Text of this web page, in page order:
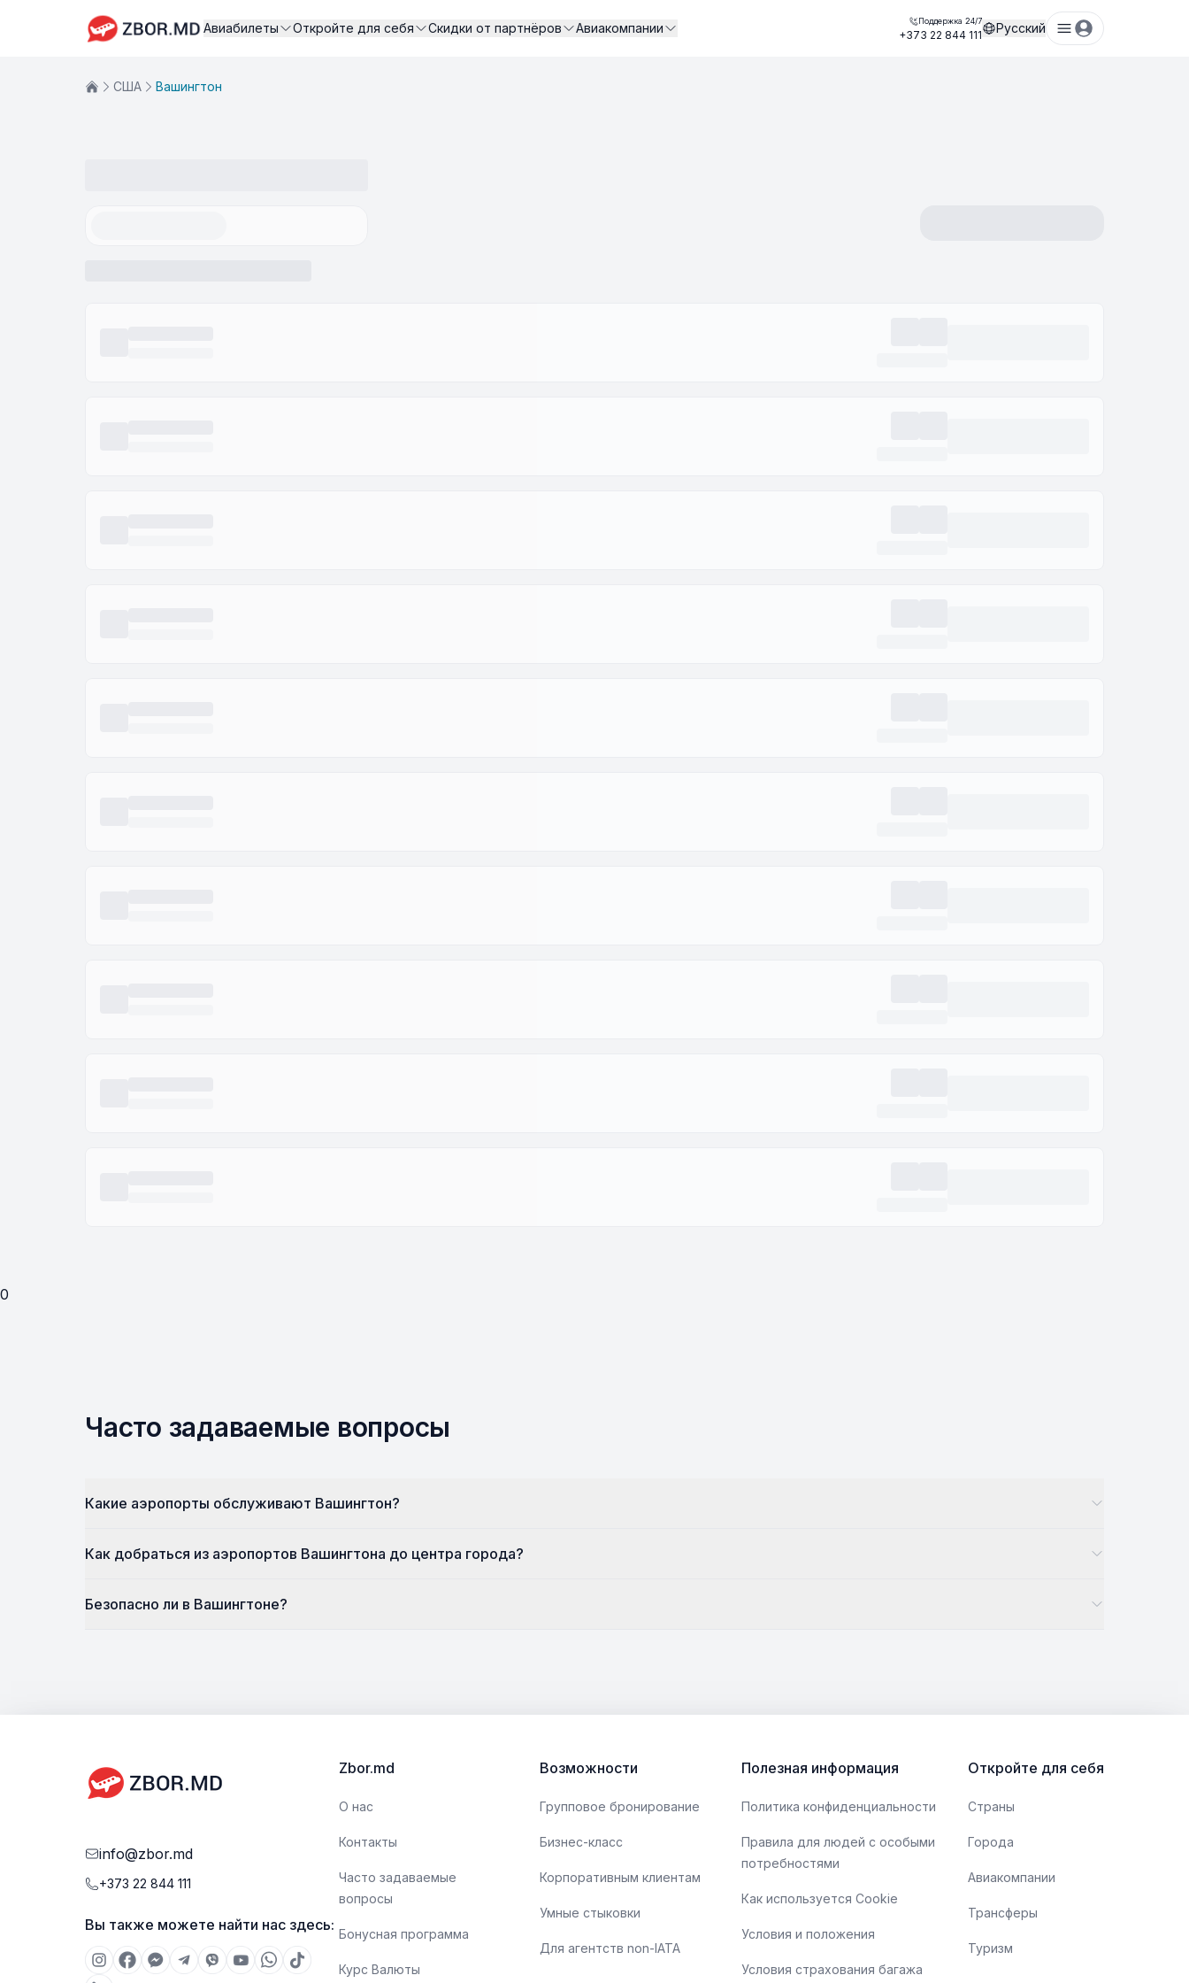
Авиабилеты Откройте для себя Скидки от партнёров Авиакомпании Поддержка 24/7
+373 22 844 111 Русский
США Вашингтон
0
Часто задаваемые вопросы
Какие аэропорты обслуживают Вашингтон?
Как добраться из аэропортов Вашингтона до центра города?
Безопасно ли в Вашингтоне?
info@zbor.md
+373 22 844 111
Вы также можете найти нас здесь:
Zbor.md
О нас
Контакты
Часто задаваемые
вопросы
Бонусная программа
Курс Валюты
Возможности
Групповое бронирование
Бизнес-класс
Корпоративным клиентам
Умные стыковки
Для агентств non-IATA
Полезная информация
Политика конфиденциальности
Правила для людей с особыми
потребностями
Как используется Cookie
Условия и положения
Условия страхования багажа
Откройте для себя
Страны
Города
Авиакомпании
Трансферы
Туризм